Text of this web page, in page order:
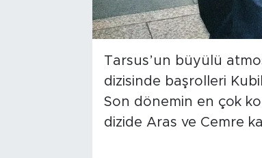
Tarsus’un büyülü
dizisinde başrolleri
Son dönemin en çok
dizide Aras ve Cemre